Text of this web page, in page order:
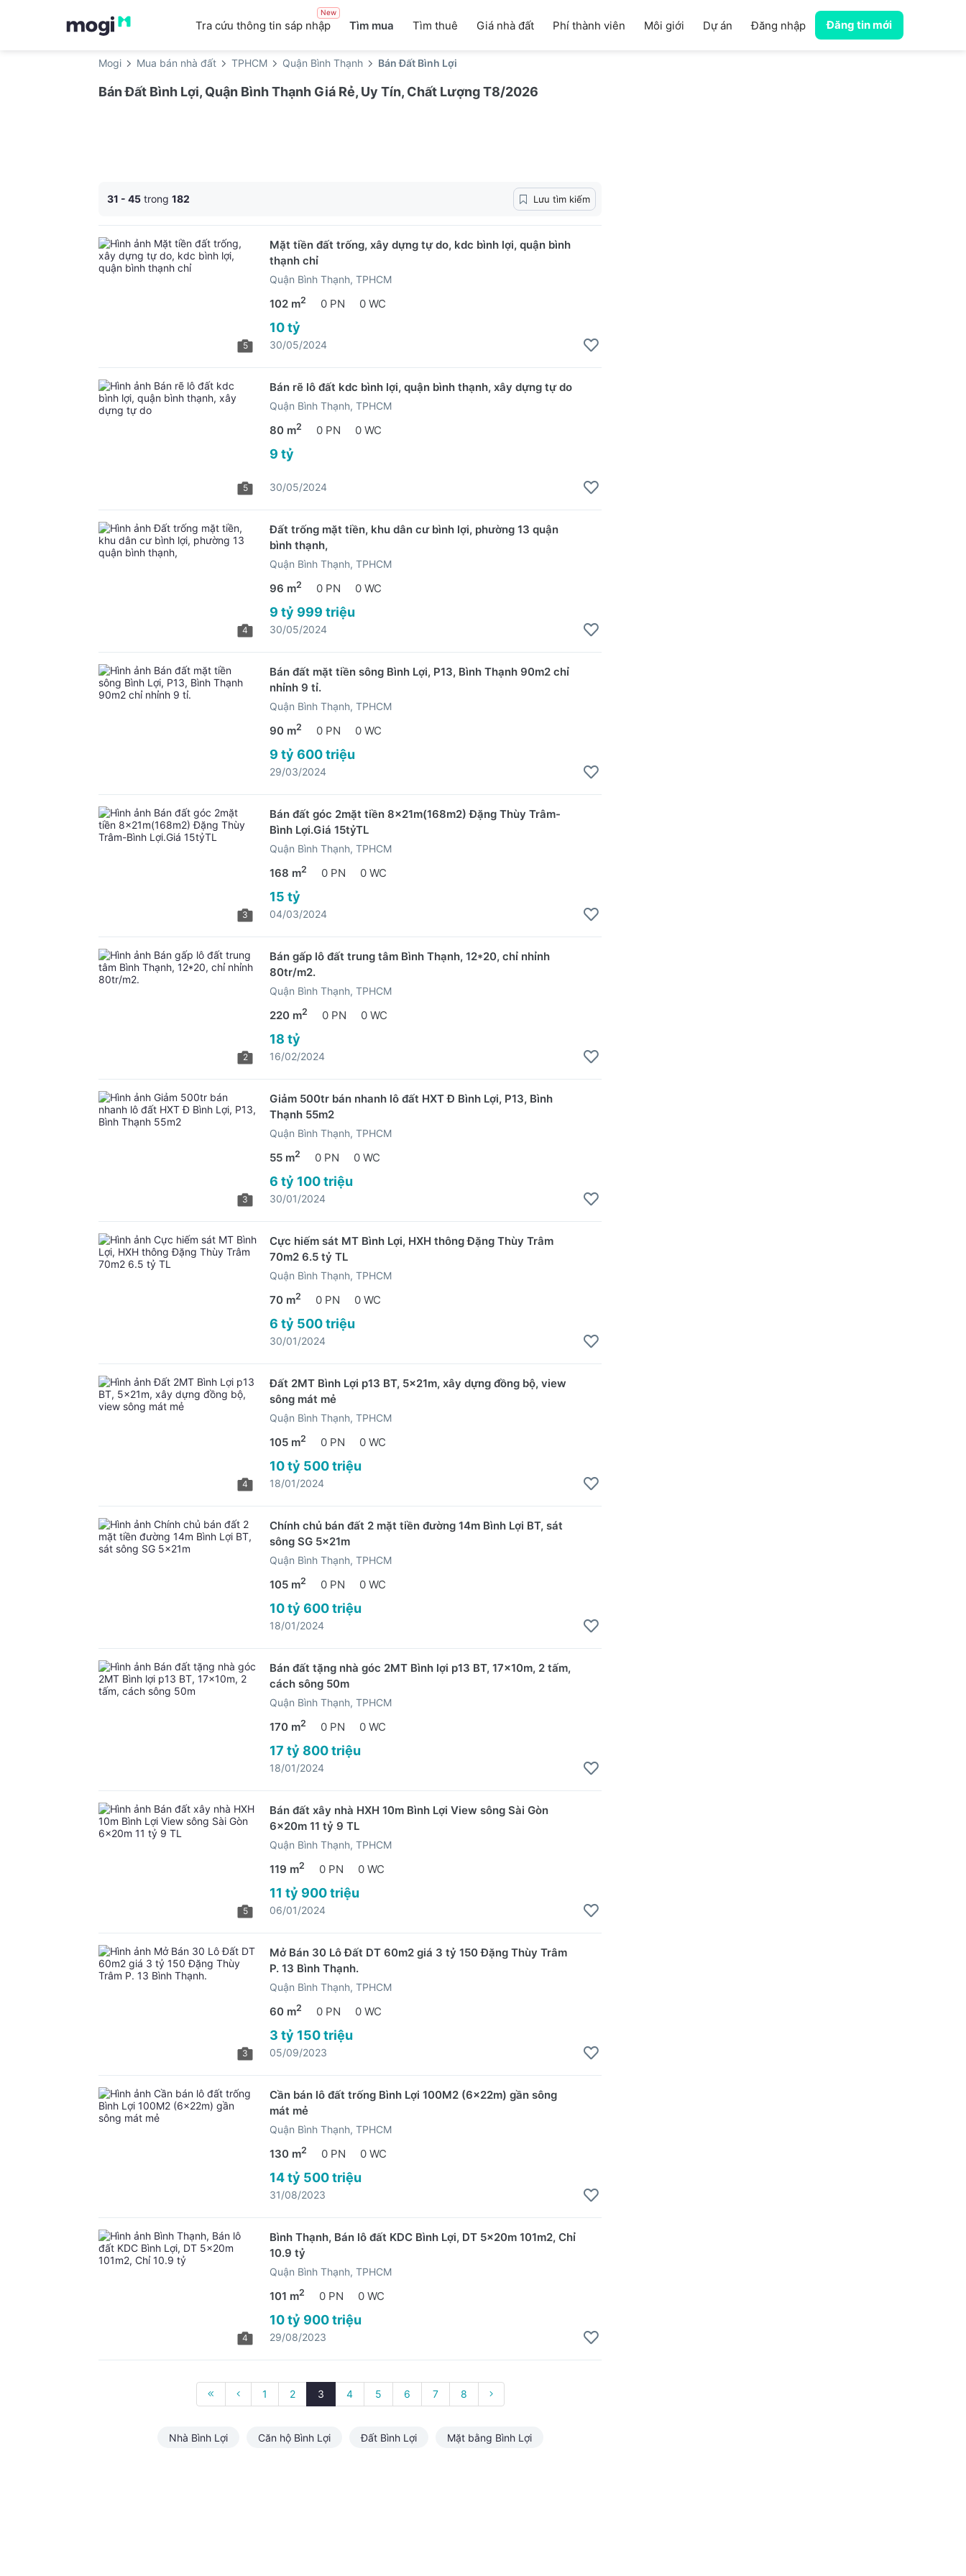
Tra cứu thông tin sáp nhập
New
Tìm mua Tìm thuê Giá nhà đất Phí thành viên Môi giới Dự án Đăng nhập Đăng tin mới
Mogi Mua bán nhà đất TPHCM Quận Bình Thạnh Bán Đất Bình Lợi
Bán Đất Bình Lợi, Quận Bình Thạnh Giá Rẻ, Uy Tín, Chất Lượng T8/2026
31 - 45 trong 182 Lưu tìm kiếm
5
Mặt tiền đất trống, xây dựng tự do, kdc bình lợi, quận bình
thạnh chỉ
Quận Bình Thạnh, TPHCM
102 m2 0 PN 0 WC
10 tỷ
30/05/2024
5
Bán rẽ lô đất kdc bình lợi, quận bình thạnh, xây dựng tự do
Quận Bình Thạnh, TPHCM
80 m2 0 PN 0 WC
9 tỷ
30/05/2024
4
Đất trống mặt tiền, khu dân cư bình lợi, phường 13 quận
bình thạnh,
Quận Bình Thạnh, TPHCM
96 m2 0 PN 0 WC
9 tỷ 999 triệu
30/05/2024
Bán đất mặt tiền sông Bình Lợi, P13, Bình Thạnh 90m2 chỉ
nhỉnh 9 tỉ.
Quận Bình Thạnh, TPHCM
90 m2 0 PN 0 WC
9 tỷ 600 triệu
29/03/2024
3
Bán đất góc 2mặt tiền 8x21m(168m2) Đặng Thùy Trâm-
Bình Lợi.Giá 15tỷTL
Quận Bình Thạnh, TPHCM
168 m2 0 PN 0 WC
15 tỷ
04/03/2024
2
Bán gấp lô đất trung tâm Bình Thạnh, 12*20, chỉ nhỉnh
80tr/m2.
Quận Bình Thạnh, TPHCM
220 m2 0 PN 0 WC
18 tỷ
16/02/2024
3
Giảm 500tr bán nhanh lô đất HXT Đ Bình Lợi, P13, Bình
Thạnh 55m2
Quận Bình Thạnh, TPHCM
55 m2 0 PN 0 WC
6 tỷ 100 triệu
30/01/2024
Cực hiếm sát MT Bình Lợi, HXH thông Đặng Thùy Trâm
70m2 6.5 tỷ TL
Quận Bình Thạnh, TPHCM
70 m2 0 PN 0 WC
6 tỷ 500 triệu
30/01/2024
4
Đất 2MT Bình Lợi p13 BT, 5x21m, xây dựng đồng bộ, view
sông mát mẻ
Quận Bình Thạnh, TPHCM
105 m2 0 PN 0 WC
10 tỷ 500 triệu
18/01/2024
Chính chủ bán đất 2 mặt tiền đường 14m Bình Lợi BT, sát
sông SG 5x21m
Quận Bình Thạnh, TPHCM
105 m2 0 PN 0 WC
10 tỷ 600 triệu
18/01/2024
Bán đất tặng nhà góc 2MT Bình lợi p13 BT, 17x10m, 2 tấm,
cách sông 50m
Quận Bình Thạnh, TPHCM
170 m2 0 PN 0 WC
17 tỷ 800 triệu
18/01/2024
5
Bán đất xây nhà HXH 10m Bình Lợi View sông Sài Gòn
6x20m 11 tỷ 9 TL
Quận Bình Thạnh, TPHCM
119 m2 0 PN 0 WC
11 tỷ 900 triệu
06/01/2024
3
Mở Bán 30 Lô Đất DT 60m2 giá 3 tỷ 150 Đặng Thùy Trâm
P. 13 Bình Thạnh.
Quận Bình Thạnh, TPHCM
60 m2 0 PN 0 WC
3 tỷ 150 triệu
05/09/2023
Cần bán lô đất trống Bình Lợi 100M2 (6x22m) gần sông
mát mẻ
Quận Bình Thạnh, TPHCM
130 m2 0 PN 0 WC
14 tỷ 500 triệu
31/08/2023
4
Bình Thạnh, Bán lô đất KDC Bình Lợi, DT 5x20m 101m2, Chỉ
10.9 tỷ
Quận Bình Thạnh, TPHCM
101 m2 0 PN 0 WC
10 tỷ 900 triệu
29/08/2023
1 2 3 4 5 6 7 8
Nhà Bình Lợi Căn hộ Bình Lợi Đất Bình Lợi Mặt bằng Bình Lợi